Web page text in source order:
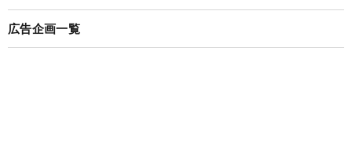
広告企画一覧